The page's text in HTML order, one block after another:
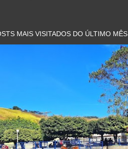
MAIS VISITADOS DO ÚLTIMO MÊS